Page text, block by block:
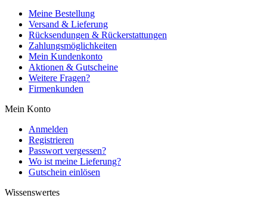
Meine Bestellung
Versand & Lieferung
Rücksendungen & Rückerstattungen
Zahlungsmöglichkeiten
Mein Kundenkonto
Aktionen & Gutscheine
Weitere Fragen?
Firmenkunden
Mein Konto
Anmelden
Registrieren
Passwort vergessen?
Wo ist meine Lieferung?
Gutschein einlösen
Wissenswertes